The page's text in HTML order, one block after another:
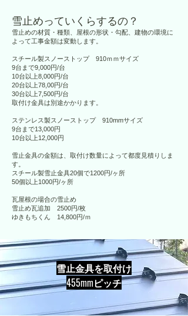
雪止めっていくらするの？
雪止めの材質・種類、屋根の形状・勾配、建物の環境に
よって工事金額は変動します。
スチール製スノーストップ 910ｍｍサイズ
9台まで9,000円/台
10台以上8,000円/台
20台以上78,00円/台
30台以上7,500円/台
取付け金具は別途かかります。
ステンレス製スノーストップ 910mmサイズ
9台まで13,000円
10台以上12,000円
雪止金具の金額は、取付け数量によって都度見積りしま
す。
スチール製雪止金具20個で1200円/ヶ所
50個以上1000円/ヶ所
瓦屋根の場合の雪止め
雪止め瓦追加 2500円/枚
​ゆきもちくん 14,800円/ｍ
雪止金具を取付け
​455mmピッチ